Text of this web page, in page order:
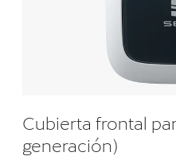
Cubierta frontal
generación)